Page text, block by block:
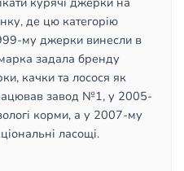
де цю категорію
му джерки винесли в
задала бренду
качки та лосося як
завод №1, у 2005-
корми, а у 2007-му
ласощі.